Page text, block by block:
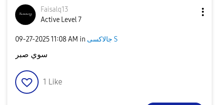
Faisalq13
Active Level 7
‎09-27-202511:08 AM in جالاكسى S
سوي صبر
1 Like